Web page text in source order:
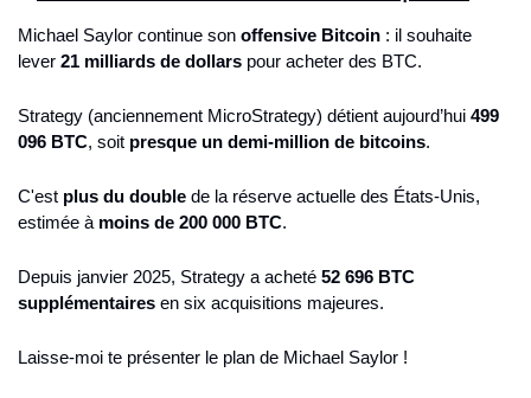
Michael Saylor continue son offensive Bitcoin : il souhaite
lever 21 milliards de dollars pour acheter des BTC.
Strategy (anciennement MicroStrategy) détient aujourd’hui 499
096 BTC, soit presque un demi-million de bitcoins.
C'est plus du double de la réserve actuelle des États-Unis,
estimée à moins de 200 000 BTC.
Depuis janvier 2025, Strategy a acheté 52 696 BTC
supplémentaires en six acquisitions majeures.
Laisse-moi te présenter le plan de Michael Saylor !